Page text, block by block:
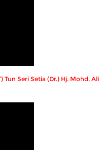
Tun Seri Setia (Dr.) Hj. Mohd.